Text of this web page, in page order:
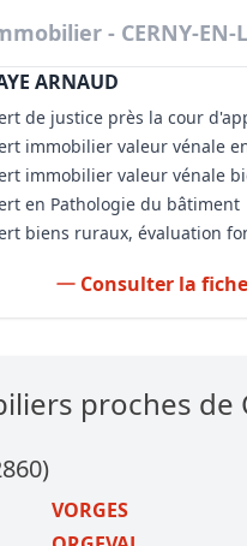
- CERNY-EN-
ARNAUD
de justice près la cour
immobilier valeur vénale
immobilier valeur vénale
en Pathologie du bâtiment
biens ruraux, évaluation
Consulter la
proches de
VORGES